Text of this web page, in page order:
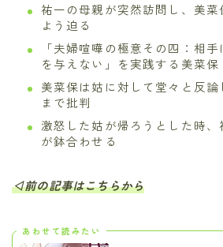
祐一の母親が突然訪問し、美菜
よう迫る
「夫婦喧嘩の極意その四：相
を与えない」を実践する美菜保
美菜保は姑に対して堂々と反
まで批判
激怒した姑が帰ろうとした時
が鉢合わせる
◁前の記事はこちらから
あわせて読みたい